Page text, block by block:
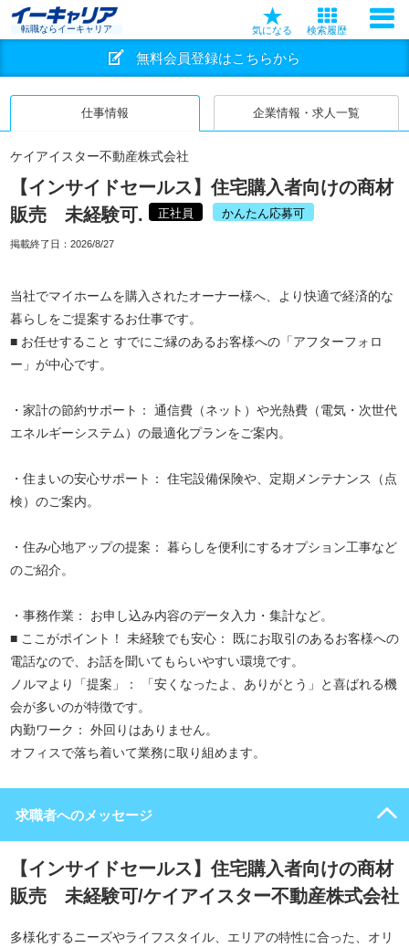
転職ならイーキャリア 気になる 検索履歴
無料会員登録はこちらから
仕事情報 企業情報・求人一覧
ケイアイスター不動産株式会社
【インサイドセールス】住宅購入者向けの商材
販売 未経験可.
正社員 かんたん応募可
掲載終了日： 2026/8/27
当社でマイホームを購入されたオーナー様へ、より快適で経済的な
暮らしをご提案するお仕事です。
■ お任せすること すでにご縁のあるお客様への「アフターフォロ
ー」が中心です。
・家計の節約サポート： 通信費（ネット）や光熱費（電気・次世代
エネルギーシステム）の最適化プランをご案内。
・住まいの安心サポート： 住宅設備保険や、定期メンテナンス（点
検）のご案内。
・住み心地アップの提案： 暮らしを便利にするオプション工事など
のご紹介。
・事務作業： お申し込み内容のデータ入力・集計など。
■ ここがポイント！ 未経験でも安心： 既にお取引のあるお客様への
電話なので、お話を聞いてもらいやすい環境です。
ノルマより「提案」： 「安くなったよ、ありがとう」と喜ばれる機
会が多いのが特徴です。
内勤ワーク： 外回りはありません。
オフィスで落ち着いて業務に取り組めます。
求職者へのメッセージ
【インサイドセールス】住宅購入者向けの商材
販売 未経験可/ケイアイスター不動産株式会社
多様化するニーズやライフスタイル、エリアの特性に合った、オリ